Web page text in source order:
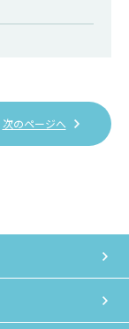
次のページへ